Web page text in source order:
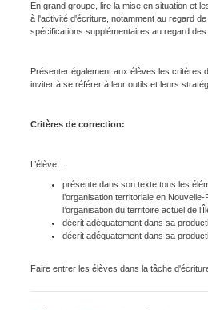
En grand groupe, lire la mise en situation et
à l'activité d'écriture, notamment au regard
spécifications supplémentaires au regard
Présenter également aux élèves les critères
inviter à se référer à leur outils et leurs
Critères de correction:
L’élève…
présente dans son texte tous les
l’organisation territoriale en
l’organisation du territoire actuel de
décrit adéquatement dans sa
décrit adéquatement dans sa
Faire entrer les élèves dans la tâche